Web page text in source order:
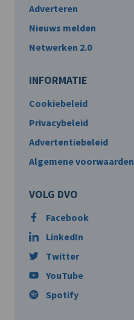
Adverteren
Nieuws melden
Netwerken 2.0
INFORMATIE
Cookiebeleid
Privacybeleid
Advertentiebeleid
Algemene voorwaarden
VOLG DVO
Facebook
LinkedIn
Twitter
YouTube
Spotify